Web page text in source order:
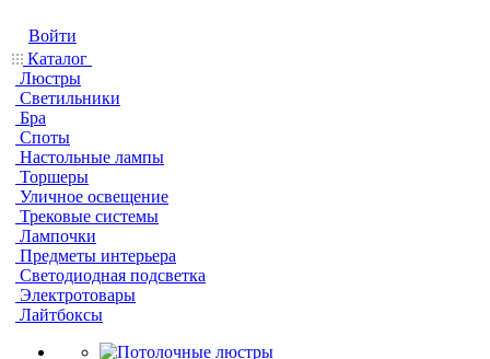
Войти
Каталог
Люстры
Светильники
Бра
Споты
Настольные лампы
Торшеры
Уличное освещение
Трековые системы
Лампочки
Предметы интерьера
Светодиодная подсветка
Электротовары
Лайтбоксы